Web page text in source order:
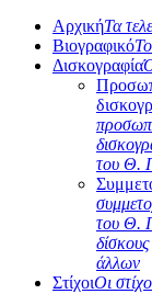
ΑρχικήΤα
Βιογραφικό
Δισκογραφία
του Θ.
του Θ.
δίσκους
άλλων
ΣτίχοιΟι